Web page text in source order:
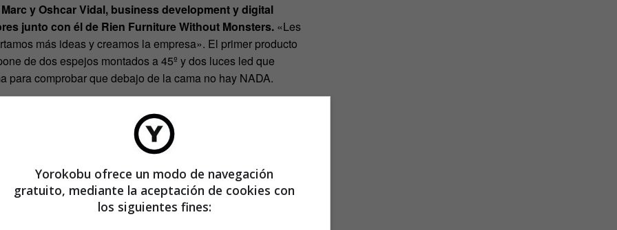
Marc y Oshcar Vidal, business development y digital
junto con él de Rien Furniture Without Monsters. «Les
más ideas y creamos la empresa». El primer producto
de dos espejos montados a 45º y dos luces led que
para comprobar que debajo de la cama no hay NADA.
Yorokobu ofrece un modo de navegación
gratuito, mediante la aceptación de cookies con
los siguientes fines: